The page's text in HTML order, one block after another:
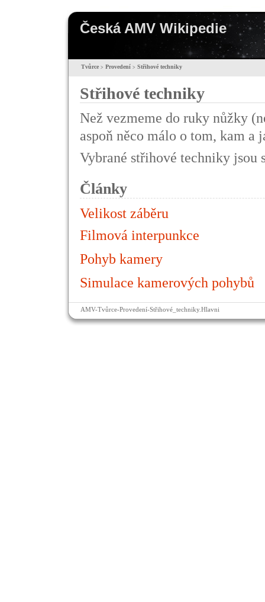
Česká AMV Wikipedie
Tvůrce > Provedení > Střihové techniky
Střihové techniky
Než vezmeme do ruky nůžky
aspoň něco málo o tom, kam a
Vybrané střihové techniky
Články
Velikost záběru
Filmová interpunkce
Pohyb kamery
Simulace kamerových pohybů
AMV-Tvůrce-Provedení-Střihové_techniky.Hlavni